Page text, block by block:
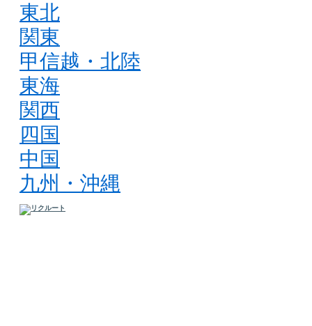
東北
関東
甲信越・北陸
東海
関西
四国
中国
九州・沖縄